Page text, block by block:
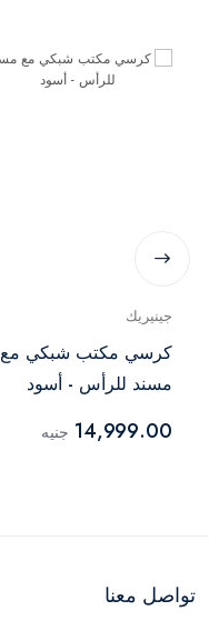
جينيريك
كرسي مكتب شبكي مع
مسند للرأس - أسود
14,999.00 جنيه
تواصل معنا